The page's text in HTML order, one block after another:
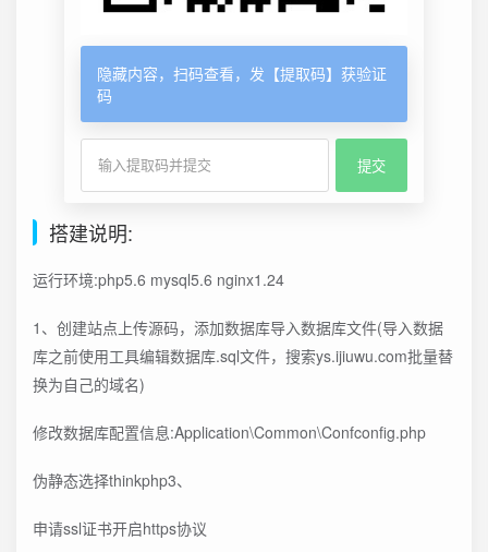
隐藏内容，扫码查看，发【提取码】获验证
码
搭建说明:
运行环境:php5.6 mysql5.6 nginx1.24
1、创建站点上传源码，添加数据库导入数据库文件(导入数据
库之前使用工具编辑数据库.sql文件，搜索ys.ijiuwu.com批量替
换为自己的域名)
修改数据库配置信息:Application\Common\Confconfig.php
伪静态选择thinkphp3、
申请ssl证书开启https协议